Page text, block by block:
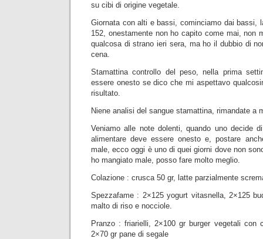
su cibi di origine vegetale.
Giornata con alti e bassi, cominciamo dai bassi,
152, onestamente non ho capito come mai, non
qualcosa di strano ieri sera, ma ho il dubbio di
cena.
Stamattina controllo del peso, nella prima
essere onesto se dico che mi aspettavo
risultato.
Niene analisi del sangue stamattina, rimandate a
Veniamo alle note dolenti, quando uno decide
alimentare deve essere onesto e, postare
male, ecco oggi è uno di quei giorni dove non
ho mangiato male, posso fare molto meglio.
Colazione : crusca 50 gr, latte parzialmente
Spezzafame : 2×125 yogurt vitasnella, 2×125
malto di riso e nocciole.
Pranzo : friarielli, 2×100 gr burger vegetali con
2×70 gr pane di segale